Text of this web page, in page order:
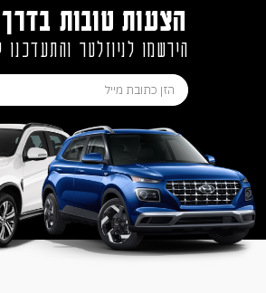
הצעות טובות
הירשמו לניוזלטר והתעדכנו